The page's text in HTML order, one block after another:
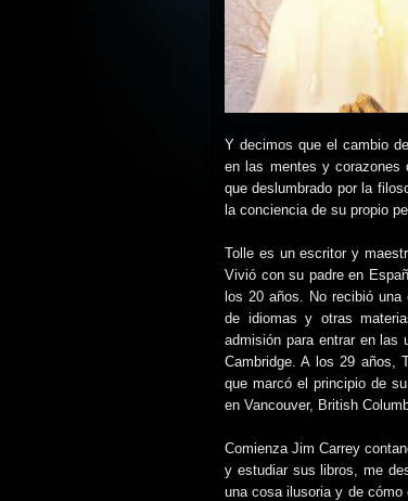
Y decimos que el cambio
en las mentes y corazones
que deslumbrado por la
la conciencia de su propio
Tolle es un escritor y
Vivió con su padre en
los 20 años. No recibió
de idiomas y otras
admisión para entrar en las
Cambridge. A los 29 años,
que marcó el principio de
en Vancouver, British
Comienza Jim Carrey
y estudiar sus libros, me
una cosa ilusoria y de